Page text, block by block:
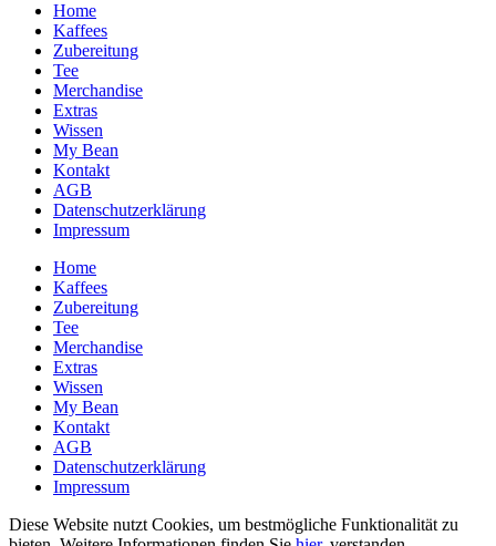
Home
Kaffees
Zubereitung
Tee
Merchandise
Extras
Wissen
My Bean
Kontakt
AGB
Datenschutzerklärung
Impressum
Home
Kaffees
Zubereitung
Tee
Merchandise
Extras
Wissen
My Bean
Kontakt
AGB
Datenschutzerklärung
Impressum
Diese Website nutzt Cookies, um bestmögliche Funktionalität zu